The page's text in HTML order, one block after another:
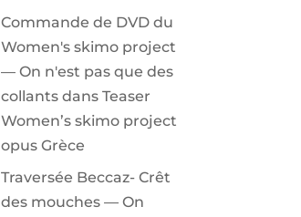
Commande de DVD du
Women's skimo project
— On n'est pas que des
collants dansTeaser
Women’s skimo project
opus Grèce
Traversée Beccaz- Crêt
des mouches — On